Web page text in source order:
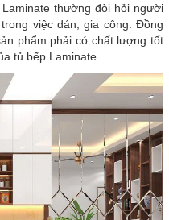
thường đòi hỏi người
việc dán, gia công. Đồng
phẩm phải có chất lượng tốt
tủ bếp Laminate.